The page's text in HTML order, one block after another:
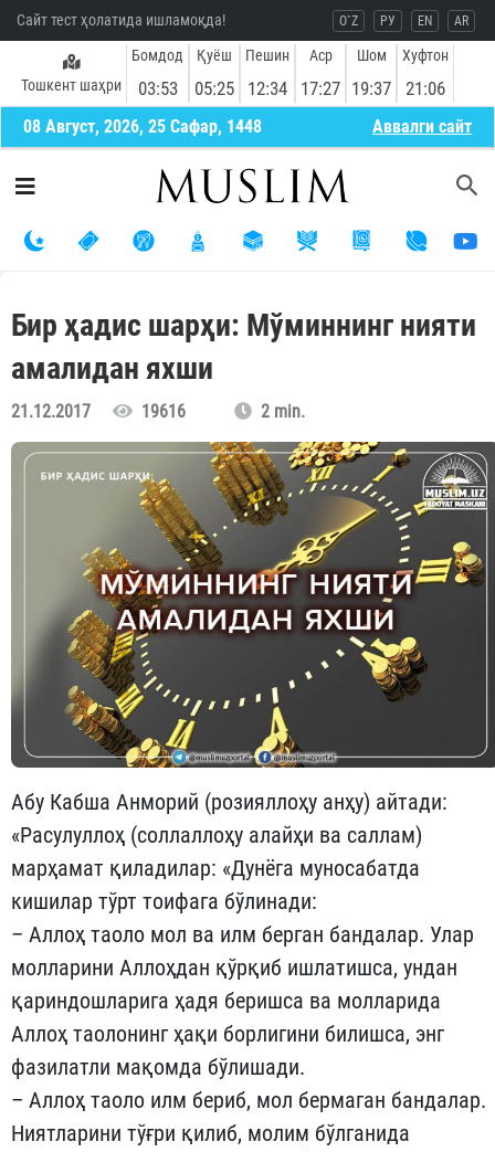
Сайт тест ҳолатида ишламоқда! O`Z РУ EN AR
Тошкент шаҳри
Бомдод
03:53
Қуёш
05:25
Пешин
12:34
Аср
17:27
Шом
19:37
Хуфтон
21:06
08 Август, 2026, 25 Сафар, 1448 Aввалги сайт
Бир ҳадис шарҳи: Мўминнинг нияти
амалидан яхши
21.12.2017 19616 2 min.
Абу Кабша Анморий (розияллоҳу анҳу) айтади:
«Расулуллоҳ (соллаллоҳу алайҳи ва саллам)
марҳамат қиладилар: «Дунёга муносабатда
кишилар тўрт тоифага бўлинади:
– Аллоҳ таоло мол ва илм берган бандалар. Улар
молларини Аллоҳдан қўрқиб ишлатишса, ундан
қариндошларига ҳадя беришса ва молларида
Аллоҳ таолонинг ҳақи борлигини билишса, энг
фазилатли мақомда бўлишади.
– Аллоҳ таоло илм бериб, мол бермаган бандалар.
Ниятларини тўғри қилиб, молим бўлганида